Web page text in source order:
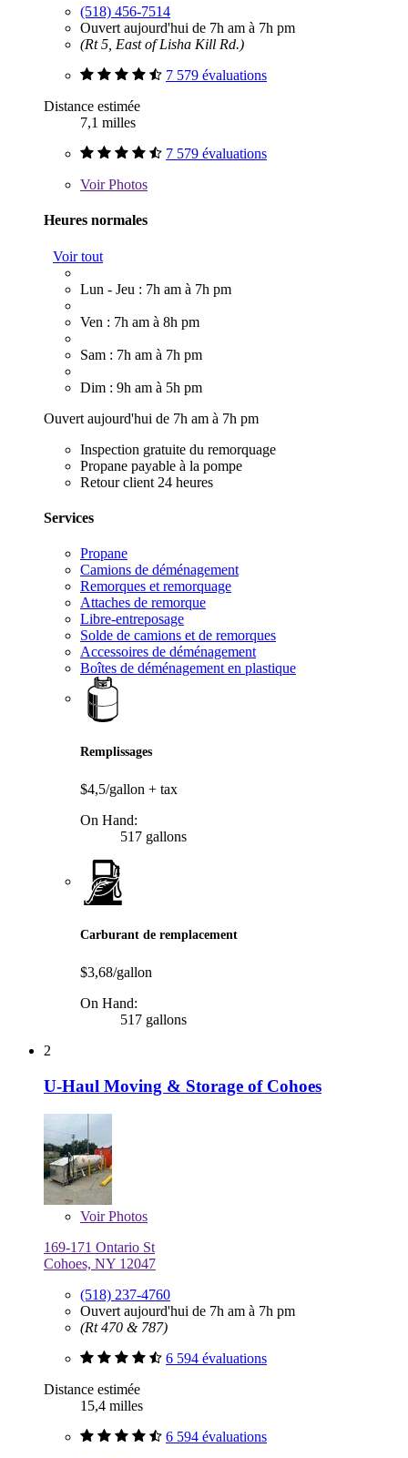
(518) 456-7514
Ouvert aujourd'hui de 7h am à 7h pm
(Rt 5, East of Lisha Kill Rd.)
7 579 évaluations
Distance estimée
7,1 milles
7 579 évaluations
VoirPhotos
Heures normales
Voir tout
Lun - Jeu : 7h am à 7h pm
Ven : 7h am à 8h pm
Sam : 7h am à 7h pm
Dim : 9h am à 5h pm
Ouvert aujourd'hui de 7h am à 7h pm
Inspection gratuite du remorquage
Propane payable à la pompe
Retour client 24 heures
Services
Propane
Camions de déménagement
Remorques et remorquage
Attaches de remorque
Libre-entreposage
Solde de camions et de remorques
Accessoires de déménagement
Boîtes de déménagement en plastique
Remplissages
$4,5/gallon + tax
On Hand:
517 gallons
Carburant de remplacement
$3,68/gallon
On Hand:
517 gallons
2
U-Haul Moving & Storage of Cohoes
VoirPhotos
169-171 Ontario St
Cohoes, NY 12047
(518) 237-4760
Ouvert aujourd'hui de 7h am à 7h pm
(Rt 470 & 787)
6 594 évaluations
Distance estimée
15,4 milles
6 594 évaluations